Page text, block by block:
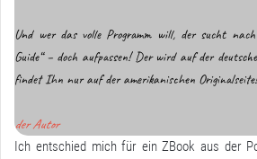
Und wer das volle Programm will, der sucht
Guide“ – doch aufpassen! Der wird auf der
findet Ihn nur auf der amerikanischen Originalseite!
der Autor
Ich entschied mich für ein ZBook aus der